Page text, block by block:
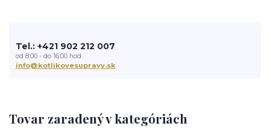
Tovar zaradený v kategóriách
Tel.: +421 902 212 007
od 8:00 - do 16:00 hod
info@kotlikovesupravy.sk